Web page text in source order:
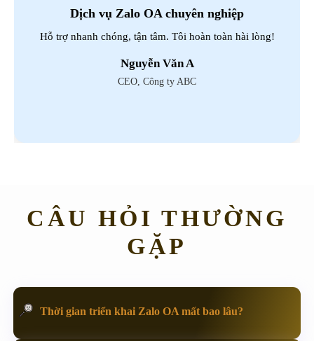
Hiệu quả rõ rệt
Giao diện quản trị đơn giản, dễ dùng. Kết nối nhanh và
Trần Văn C
CÂU HỎI THƯỜNG
GẶP
Thời gian triển khai Zalo OA mất bao lâu?